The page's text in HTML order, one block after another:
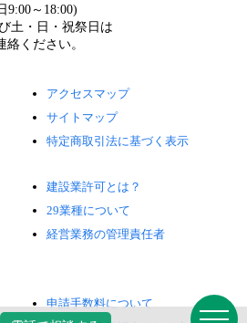
9:00～18:00)
土・日・祝祭日は
絡ください。
アクセスマップ
サイトマップ
特定商取引法に基づく表示
建設業許可とは？
29業種について
経営業務の管理責任者
申請手数料について